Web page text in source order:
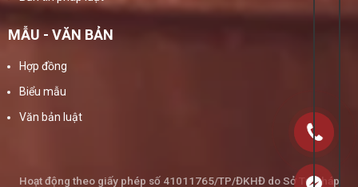
MẪU - VĂN BẢN
Hợp đồng
Biểu mẫu
Văn bản luật
Hoạt động theo giấy phép số 41011765/TP/ĐKHĐ do Sở Tư Pháp